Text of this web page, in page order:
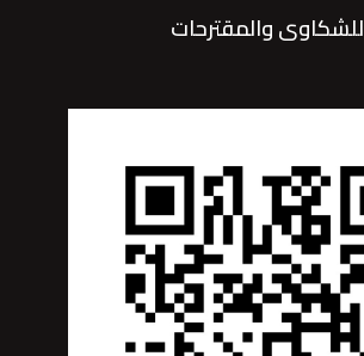
للشكاوى والمقترحات